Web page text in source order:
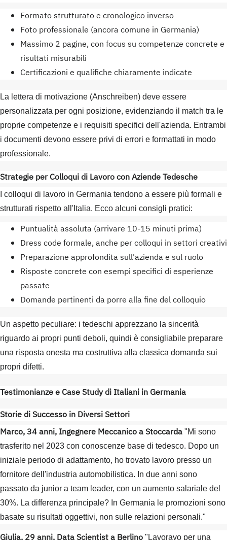
Formato strutturato e cronologico inverso
Foto professionale (ancora comune in Germania)
Massimo 2 pagine, con focus su competenze concrete e
risultati misurabili
Certificazioni e qualifiche chiaramente indicate
La lettera di motivazione (Anschreiben) deve essere
personalizzata per ogni posizione, evidenziando il match tra le
proprie competenze e i requisiti specifici dell'azienda. Entrambi
i documenti devono essere privi di errori e formattati in modo
professionale.
Strategie per Colloqui di Lavoro con Aziende Tedesche
I colloqui di lavoro in Germania tendono a essere più formali e
strutturati rispetto all'Italia. Ecco alcuni consigli pratici:
Puntualità assoluta (arrivare 10-15 minuti prima)
Dress code formale, anche per colloqui in settori creativi
Preparazione approfondita sull'azienda e sul ruolo
Risposte concrete con esempi specifici di esperienze
passate
Domande pertinenti da porre alla fine del colloquio
Un aspetto peculiare: i tedeschi apprezzano la sincerità
riguardo ai propri punti deboli, quindi è consigliabile preparare
una risposta onesta ma costruttiva alla classica domanda sui
propri difetti.
Testimonianze e Case Study di Italiani in Germania
Storie di Successo in Diversi Settori
Marco, 34 anni, Ingegnere Meccanico a Stoccarda "Mi sono
trasferito nel 2023 con conoscenze base di tedesco. Dopo un
iniziale periodo di adattamento, ho trovato lavoro presso un
fornitore dell'industria automobilistica. In due anni sono
passato da junior a team leader, con un aumento salariale del
30%. La differenza principale? In Germania le promozioni sono
basate su risultati oggettivi, non sulle relazioni personali."
Giulia, 29 anni, Data Scientist a Berlino "Lavoravo per una